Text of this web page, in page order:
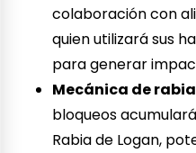
colaboración con
quien utilizará sus
para generar
Mecánica de
bloqueos
Rabia de Logan,